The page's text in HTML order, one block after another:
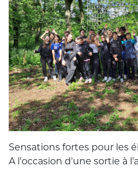
Sensations fortes pour les
A l'occasion d'une sortie à